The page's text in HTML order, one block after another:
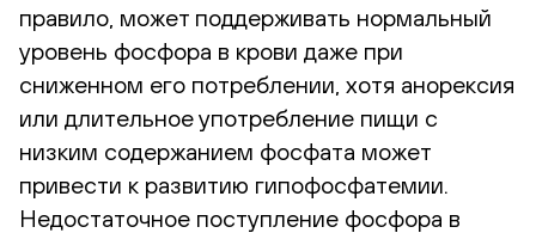
правило, может поддерживать нормальный
уровень фосфора в крови даже при
сниженном его потреблении, хотя анорексия
или длительное употребление пищи с
низким содержанием фосфата может
привести к развитию гипофосфатемии.
Недостаточное поступление фосфора в